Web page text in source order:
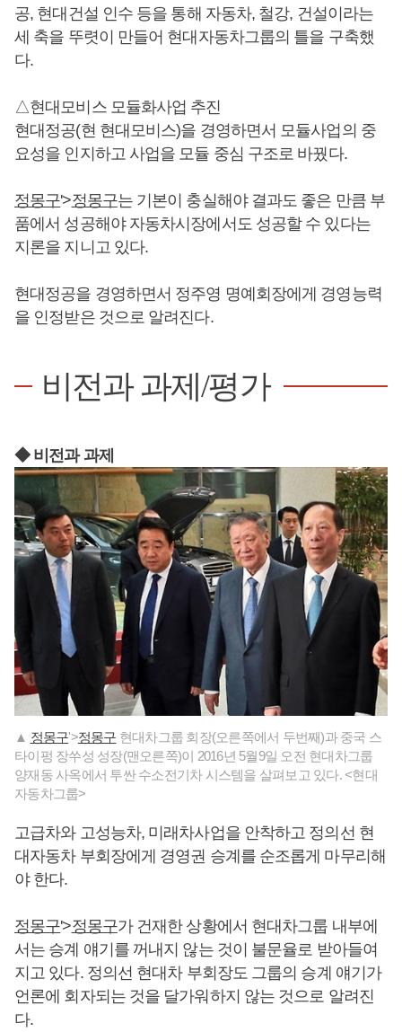
공, 현대건설 인수 등을 통해 자동차, 철강, 건설이라는
세 축을 뚜렷이 만들어 현대자동차그룹의 틀을 구축했
다.
△현대모비스 모듈화사업 추진
현대정공(현 현대모비스)을 경영하면서 모듈사업의 중
요성을 인지하고 사업을 모듈 중심 구조로 바꿨다.
정몽구'>정몽구는 기본이 충실해야 결과도 좋은 만큼 부
품에서 성공해야 자동차시장에서도 성공할 수 있다는
지론을 지니고 있다.
현대정공을 경영하면서 정주영 명예회장에게 경영능력
을 인정받은 것으로 알려진다.
비전과 과제/평가
◆ 비전과 과제
▲ 정몽구'>정몽구 현대차그룹 회장(오른쪽에서 두번째)과 중국 스
타이펑 장쑤성 성장(맨오른쪽)이 2016년 5월9일 오전 현대차그룹
양재동 사옥에서 투싼 수소전기차 시스템을 살펴보고 있다. <현대
자동차그룹>
고급차와 고성능차, 미래차사업을 안착하고 정의선 현
대자동차 부회장에게 경영권 승계를 순조롭게 마무리해
야 한다.
정몽구'>정몽구가 건재한 상황에서 현대차그룹 내부에
서는 승계 얘기를 꺼내지 않는 것이 불문율로 받아들여
지고 있다. 정의선 현대차 부회장도 그룹의 승계 얘기가
언론에 회자되는 것을 달가워하지 않는 것으로 알려진
다.